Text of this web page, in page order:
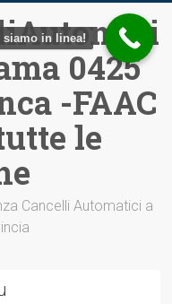
0425
-FAAC
le
Cancelli Automatici a
siamo in linea!